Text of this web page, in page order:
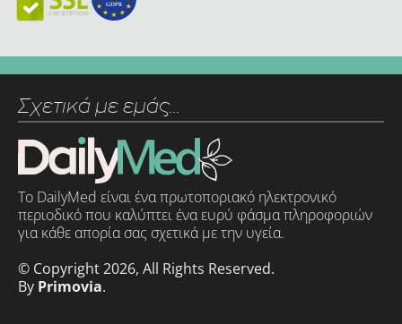
Σχετικά με εμάς…
Το DailyMed είναι ένα πρωτοποριακό ηλεκτρονικό
περιοδικό που καλύπτει ένα ευρύ φάσμα πληροφοριών
για κάθε απορία σας σχετικά με την υγεία.
© Copyright 2026, All Rights Reserved.
By Primovia.